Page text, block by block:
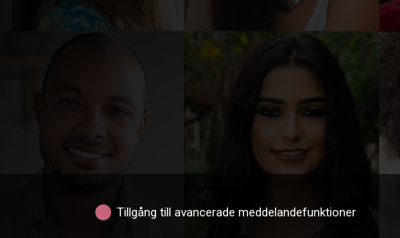
Tillgång till avancerade meddelandefunktioner